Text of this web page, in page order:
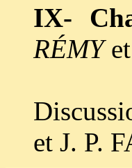
IX-
RÉMYet
et J. P.